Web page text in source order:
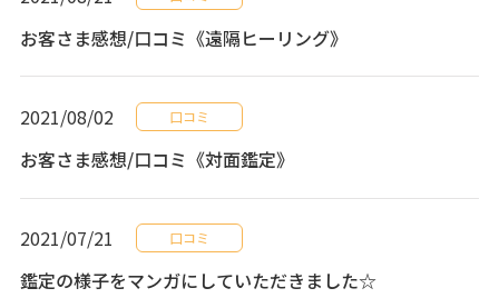
お客さま感想/口コミ《遠隔ヒーリング》
2021/08/02 口コミ
お客さま感想/口コミ《対面鑑定》
2021/07/21 口コミ
鑑定の様子をマンガにしていただきました☆